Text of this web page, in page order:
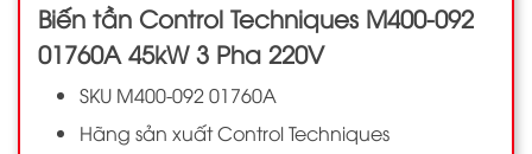
Biến tần Control Techniques M400-092
01760A 45kW 3 Pha 220V
SKU M400-092 01760A
Hãng sản xuất Control Techniques